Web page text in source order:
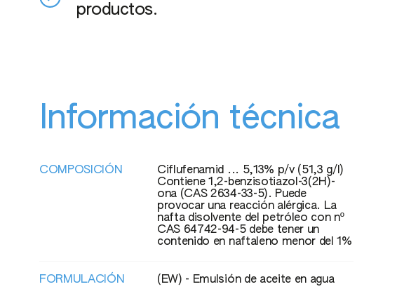
productos.
Información técnica
COMPOSICIÓN
Ciflufenamid ... 5,13% p/v (51,3 g/l)
Contiene 1,2-benzisotiazol-3(2H)-
ona (CAS 2634-33-5). Puede
provocar una reacción alérgica. La
nafta disolvente del petróleo con nº
CAS 64742-94-5 debe tener un
contenido en naftaleno menor del 1%
FORMULACIÓN (EW) - Emulsión de aceite en agua